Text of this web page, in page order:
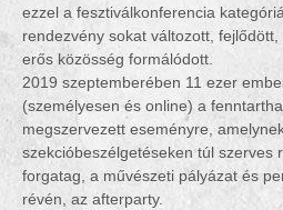
ezzel a fesztiválkonferencia
rendezvény sokat változott,
erős közösség formálódott.
2019 szeptemberében 11 ezer
(személyesen és online) a
megszervezett eseményre,
szekcióbeszélgetéseken túl szerves
forgatag, a művészeti pályázat és
révén, az afterparty.